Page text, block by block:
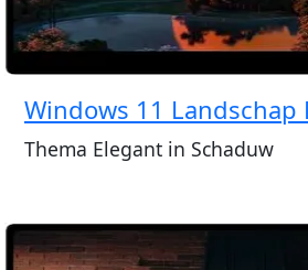
Windows 11 Landschap
Thema Elegant in Schaduw